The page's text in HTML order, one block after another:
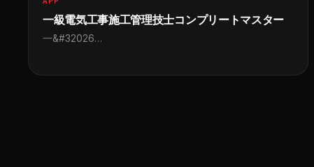
一級電気工事施工管理技士コンプリートマスター
一&#32026…